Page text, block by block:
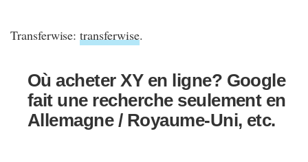
Transferwise:transferwise.
Où acheter XY en ligne? Google
fait une recherche seulement en
Allemagne / Royaume-Uni, etc.